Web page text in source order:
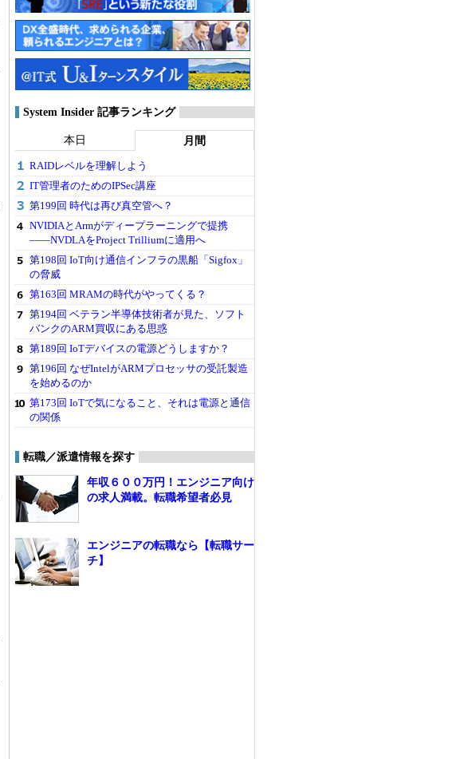
System Insider 記事ランキング
本日 月間
RAIDレベルを理解しよう
IT管理者のためのIPSec講座
第199回 時代は再び真空管へ？
NVIDIAとArmがディープラーニングで提携
――NVDLAをProject Trilliumに適用へ
第198回 IoT向け通信インフラの黒船「Sigfox」
の脅威
第163回 MRAMの時代がやってくる？
第194回 ベテラン半導体技術者が見た、ソフト
バンクのARM買収にある思惑
第189回 IoTデバイスの電源どうしますか？
第196回 なぜIntelがARMプロセッサの受託製造
を始めるのか
第173回 IoTで気になること、それは電源と通信
の関係
転職／派遣情報を探す
年収６００万円！エンジニア向け
の求人満載。転職希望者必見
エンジニアの転職なら【転職サー
チ】